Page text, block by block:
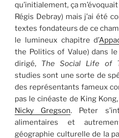
qu’initialement, ça
Régis Debray) mais j’ai été
textes fondateurs de ce
le lumineux chapitre d’
the Politics of Value) dans
dirigé, The Social Life of
studies sont une sorte de
des représentants fameux
pas le cinéaste de King
Nicky Gregson. Peter
alimentaires et
géographie culturelle de la